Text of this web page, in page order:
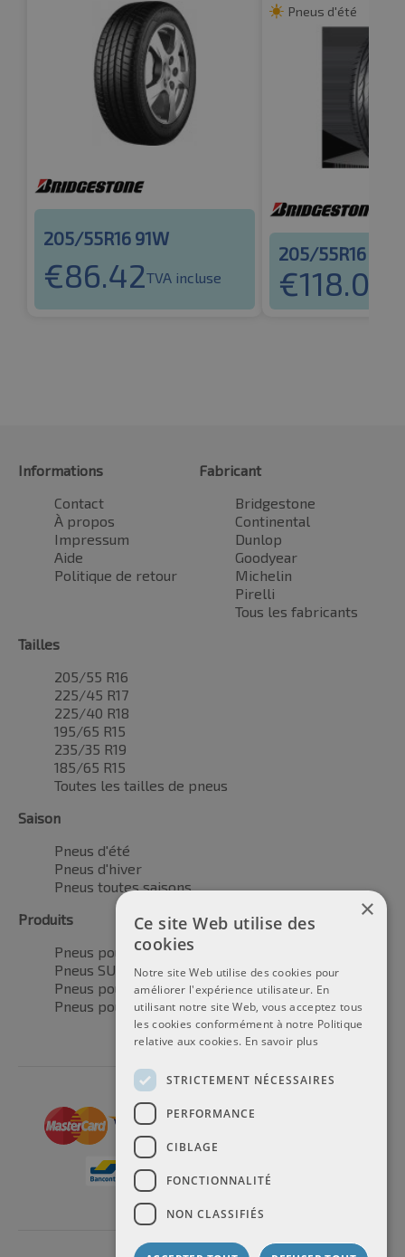
205/55R16 91W
€86.42TVA incluse
Pneus d'été
205/55R16 91W
€118.06
Informations
Contact
À propos
Impressum
Aide
Politique de retour
Fabricant
Bridgestone
Continental
Dunlop
Goodyear
Michelin
Pirelli
Tous les fabricants
Tailles
205/55 R16
225/45 R17
225/40 R18
195/65 R15
235/35 R19
185/65 R15
Toutes les tailles de pneus
Saison
Pneus d'été
Pneus d'hiver
Pneus toutes saisons
Produits
Pneus pour voitures
Pneus SUV / 4x4
Pneus pour camionnettes
Pneus pour motos
×
Ce site Web utilise des
cookies
Notre site Web utilise des cookies pour
améliorer l'expérience utilisateur. En
utilisant notre site Web, vous acceptez tous
les cookies conformément à notre Politique
relative aux cookies. En savoir plus
STRICTEMENT NÉCESSAIRES
PERFORMANCE
CIBLAGE
FONCTIONNALITÉ
NON CLASSIFIÉS